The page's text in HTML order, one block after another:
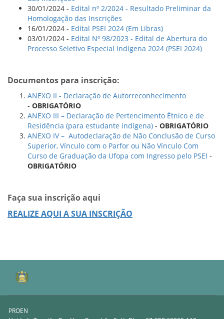
30/01/2024 - Edital nº 2/2024 - Resultado Preliminar da
Homologação das Inscrições
16/01/2024 - Edital PSEI 2024 (Em Libras)
03/01/2024 - Edital Nº 98/2023 - Edital de Abertura do
Processo Seletivo Especial Indígena 2024 (PSEI 2024)
Documentos para inscrição:
ANEXO II - Declaração de Autorreconhecimento
- OBRIGATÓRIO
ANEXO III – Declaração de Pertencimento Étnico e de
Residência (para estudante indígena) - OBRIGATÓRIO
ANEXO IV – Autodeclaração de Não Conclusão de Curso
Superior, Vínculo com o Parfor ou Não Vínculo Com
Curso de Graduação da Ufopa com Ingresso pelo PSEI -
OBRIGATÓRIO
Faça sua inscrição aqui
REALIZE AQUI A SUA INSCRIÇÃO
PROEN